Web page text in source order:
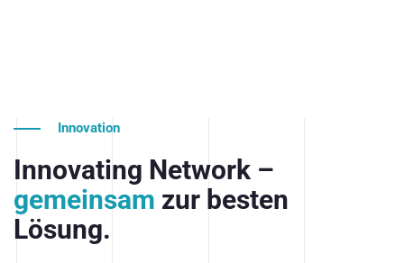
Innovation
Innovating Network –
gemeinsam zur besten
Lösung.